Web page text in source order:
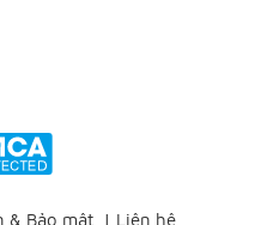
& Bảo mật | Liên hệ